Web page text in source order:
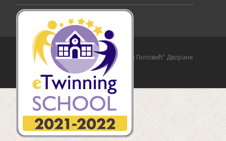
Copyright © Основна школа "Страхиња Поповић" Дворане
Izrada sajta i hosting:
Hosting-Srbija